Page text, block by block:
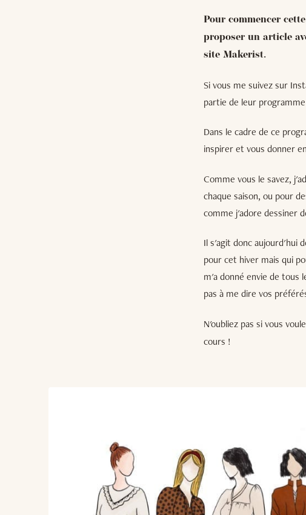
Pour commencer
proposer un article
site Makerist.
Si vous me suivez sur
partie de leur programme
Dans le cadre de ce
inspirer et vous donner
Comme vous le savez,
chaque saison, ou pour
comme j'adore dessiner
Il s'agit donc aujourd'hui
pour cet hiver mais qui
m'a donné envie de tous
pas à me dire vos
N'oubliez pas si vous
cours !